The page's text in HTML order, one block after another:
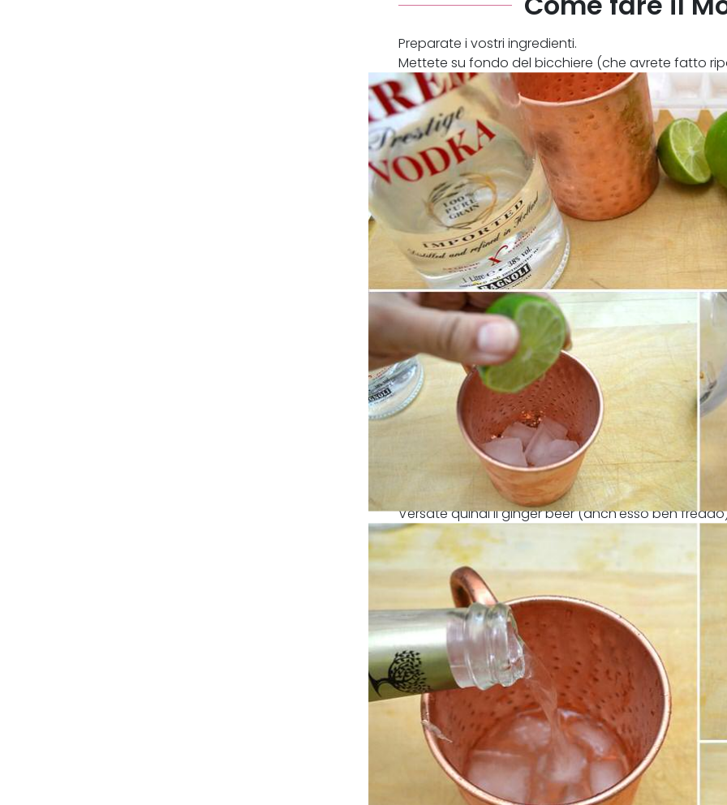
Preparate i vostri ingredienti.
Mettete su fondo del bicchiere (che avrete fatto
cubetti di ghiaccio, poi aggiungete il succo di lime
Versate quindi il ginger beer (anch'esso ben
lime.